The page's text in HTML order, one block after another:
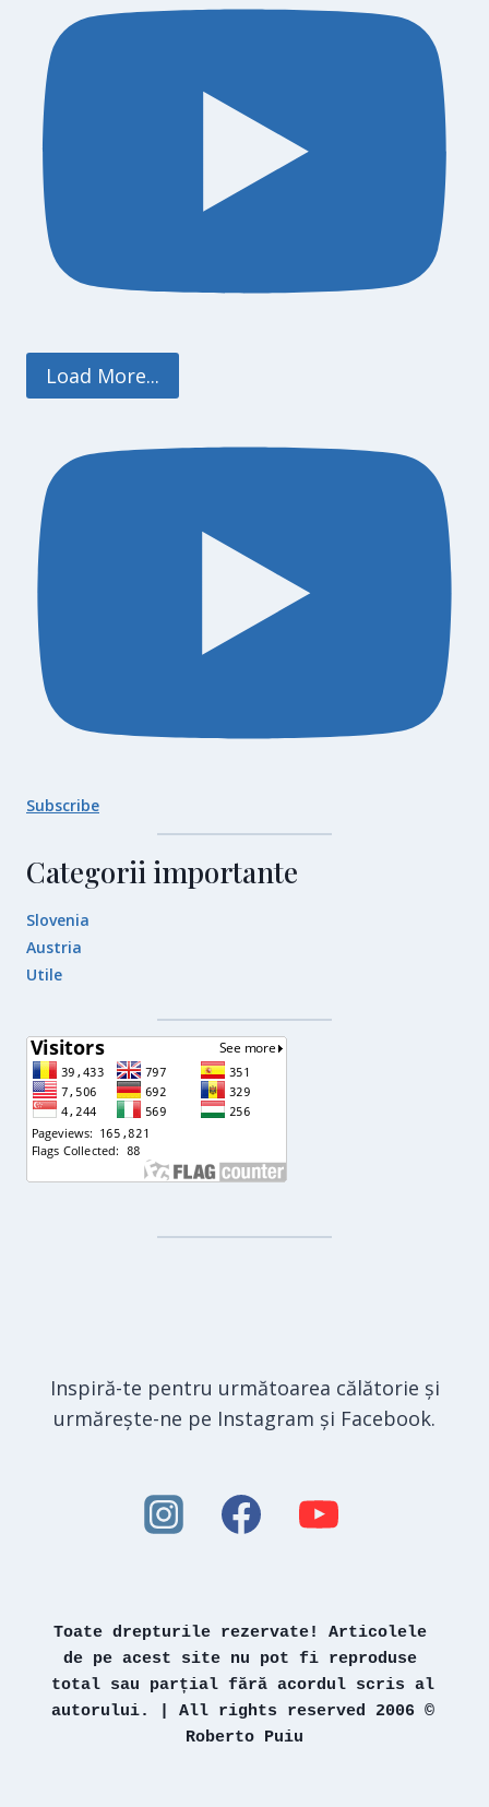
Load More...
Subscribe
Categorii importante
Slovenia
Austria
Utile
Inspiră-te pentru următoarea călătorie și
urmărește-ne pe Instagram și Facebook.
Toate drepturile rezervate! Articolele
de pe acest site nu pot fi reproduse
total sau parțial fără acordul scris al
autorului. | All rights reserved 2006 ©
Roberto Puiu